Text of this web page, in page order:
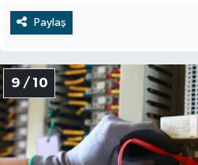
Paylaş
9 / 10